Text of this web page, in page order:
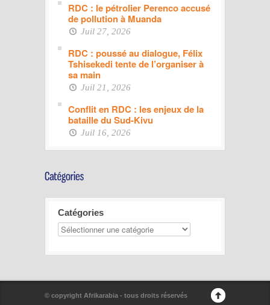
RDC : le pétrolier Perenco accusé
de pollution à Muanda
Juil 27, 2026
RDC : poussé au dialogue, Félix
Tshisekedi tente de l’organiser à
sa main
Juil 21, 2026
Conflit en RDC : les enjeux de la
bataille du Sud-Kivu
Juil 16, 2026
Catégories
© copyright Afrikarabia - tous droits réservés